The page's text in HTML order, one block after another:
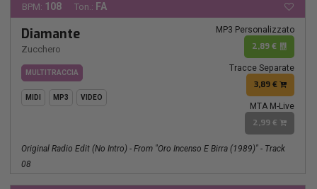
BPM: 108 Ton.: FA
Diamante
Zucchero
MULTITRACCIA
MIDI MP3 VIDEO
MP3 Personalizzato
2,89 €
Tracce Separate
3,89 €
MTA M-Live
2,99 €
Original Radio Edit (no Intro) - From "Oro Incenso E Birra (1989)" - Track
08